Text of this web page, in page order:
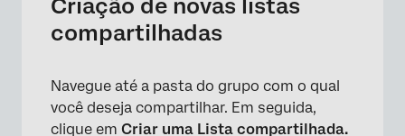
Criação de novas listas
compartilhadas
Navegue até a pasta do grupo com o qual
você deseja compartilhar. Em seguida,
clique em Criar uma Lista compartilhada.